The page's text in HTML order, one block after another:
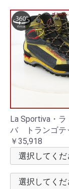
La Sportiva・ラ
バ トランゴテ
￥35,918